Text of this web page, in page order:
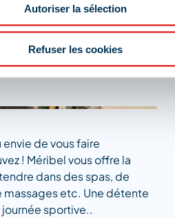
Autoriser la sélection
Refuser les cookies
détente dans un cadre à
piéton obligatoire.
envie de vous faire
! Méribel vous offre la
dans des spas, de
etc. Une détente
sportive..